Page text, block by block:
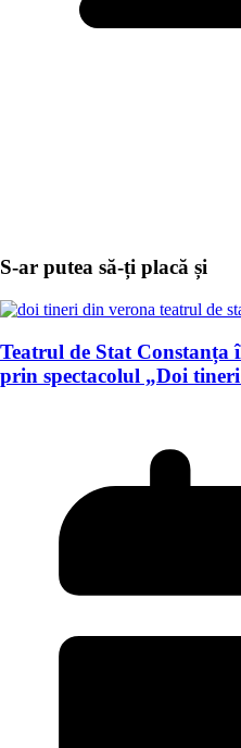
S-ar putea să-ți placă și
Teatrul de Stat Constanța
prin spectacolul „Doi